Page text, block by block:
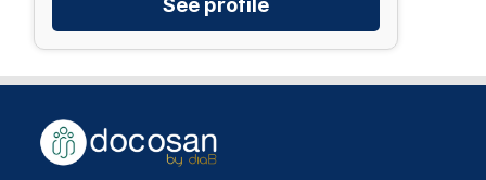
See profile